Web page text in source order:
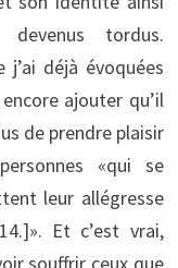
tordus.
déjà évoquées
ajouter qu’il
de prendre plaisir
«qui se
leur allégresse
Et c’est vrai,
souffrir ceux que